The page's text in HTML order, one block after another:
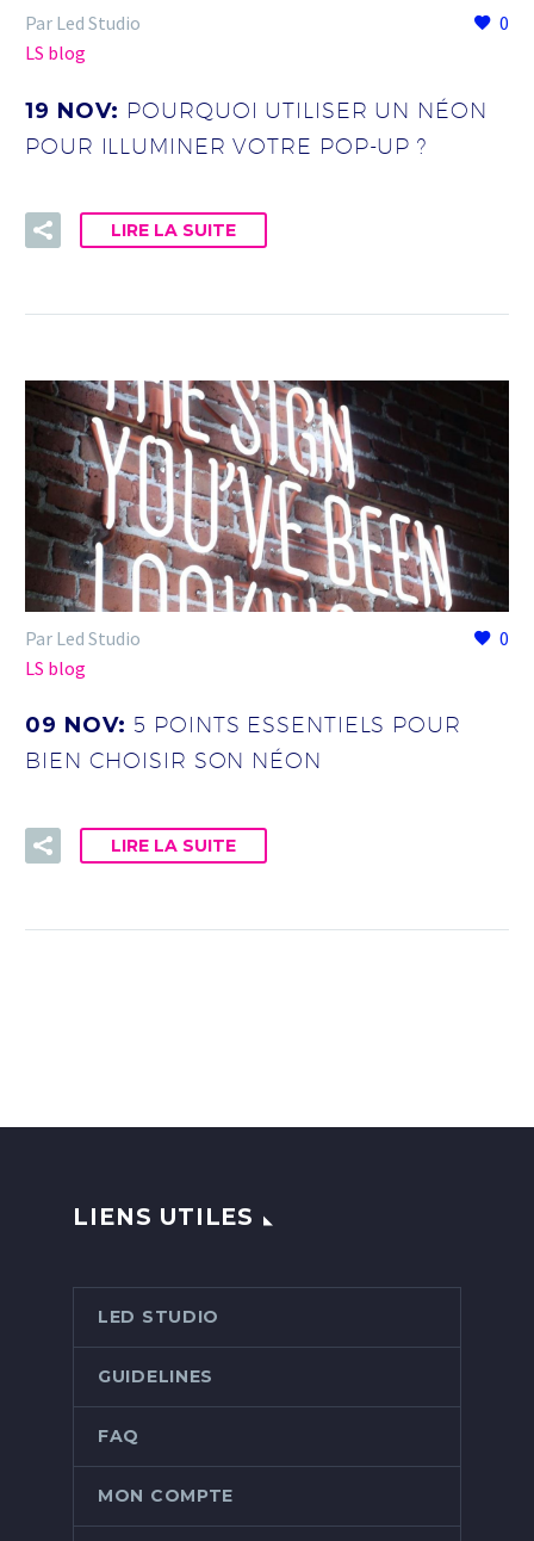
0
Par Led Studio
LS blog
19 NOV: POURQUOI UTILISER UN NÉON
POUR ILLUMINER VOTRE POP-UP ?
LIRE LA SUITE
0
Par Led Studio
LS blog
09 NOV: 5 POINTS ESSENTIELS POUR
BIEN CHOISIR SON NÉON
LIRE LA SUITE
LIENS UTILES
LED STUDIO
GUIDELINES
FAQ
MON COMPTE